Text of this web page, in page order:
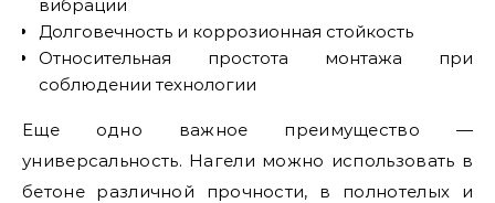
вибрации
Долговечность и коррозионная стойкость
Относительная простота монтажа при
соблюдении технологии
Еще одно важное преимущество —
универсальность. Нагели можно использовать в
бетоне различной прочности, в полнотелых и